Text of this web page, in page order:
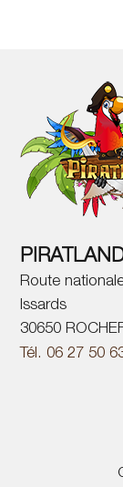
Route
Issards
30650
Tél. 06 27 50